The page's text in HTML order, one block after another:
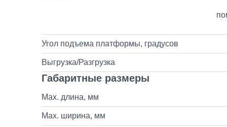
Угол подъема платформы, градусов
Выгрузка/Разгрузка
Габаритные размеры
Max. длина, мм
Max. ширина, мм